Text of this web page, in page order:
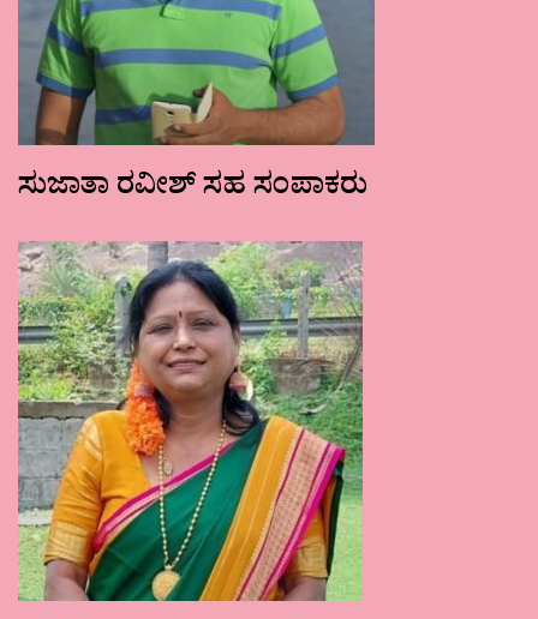
ಸುಜಾತಾ ರವೀಶ್ ಸಹ ಸಂಪಾಕರು